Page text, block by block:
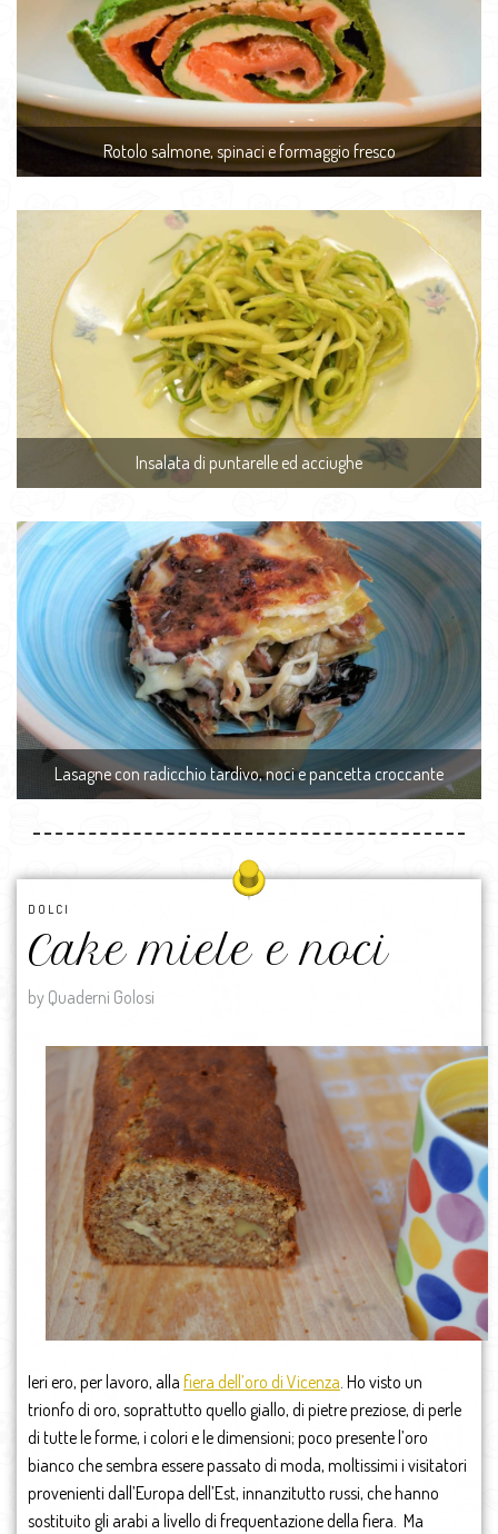
Rotolo salmone, spinaci e formaggio fresco
Insalata di puntarelle ed acciughe
Lasagne con radicchio tardivo, noci e pancetta croccante
DOLCI
Cake miele e noci
by Quaderni Golosi
Ieri ero, per lavoro, alla fiera dell’oro di Vicenza. Ho visto un
trionfo di oro, soprattutto quello giallo, di pietre preziose, di perle
di tutte le forme, i colori e le dimensioni; poco presente l’oro
bianco che sembra essere passato di moda, moltissimi i visitatori
provenienti dall’Europa dell’Est, innanzitutto russi, che hanno
sostituito gli arabi a livello di frequentazione della fiera. Ma